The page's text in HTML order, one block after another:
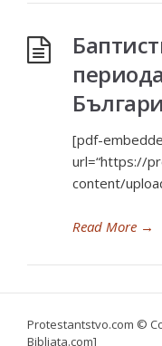
[pdf-
url=“https://
content/
Read More →
Protestantstvo.com ©
Bibliata.com]